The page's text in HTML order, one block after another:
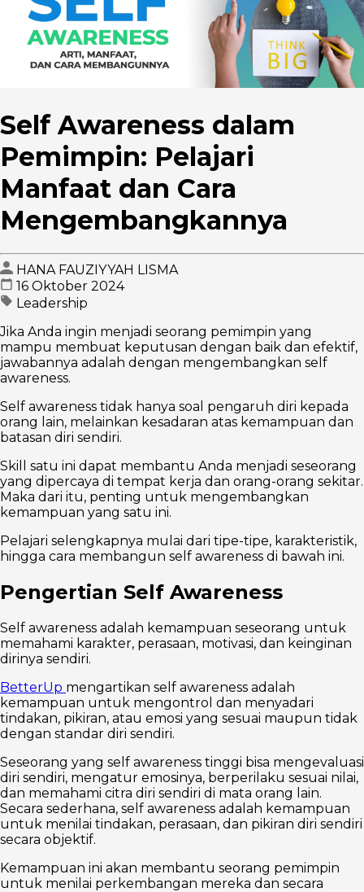
Self Awareness dalam
Pemimpin: Pelajari
Manfaat dan Cara
Mengembangkannya
HANA FAUZIYYAH LISMA
16 Oktober 2024
Leadership
Jika Anda ingin menjadi seorang pemimpin yang
mampu membuat keputusan dengan baik dan efektif,
jawabannya adalah dengan mengembangkan self
awareness.
Self awareness tidak hanya soal pengaruh diri kepada
orang lain, melainkan kesadaran atas kemampuan dan
batasan diri sendiri.
Skill satu ini dapat membantu Anda menjadi seseorang
yang dipercaya di tempat kerja dan orang-orang sekitar.
Maka dari itu, penting untuk mengembangkan
kemampuan yang satu ini.
Pelajari selengkapnya mulai dari tipe-tipe, karakteristik,
hingga cara membangun self awareness di bawah ini.
Pengertian Self Awareness
Self awareness adalah kemampuan seseorang untuk
memahami karakter, perasaan, motivasi, dan keinginan
dirinya sendiri.
BetterUp mengartikan self awareness adalah
kemampuan untuk mengontrol dan menyadari
tindakan, pikiran, atau emosi yang sesuai maupun tidak
dengan standar diri sendiri.
Seseorang yang self awareness tinggi bisa mengevaluasi
diri sendiri, mengatur emosinya, berperilaku sesuai nilai,
dan memahami citra diri sendiri di mata orang lain.
Secara sederhana, self awareness adalah kemampuan
untuk menilai tindakan, perasaan, dan pikiran diri sendiri
secara objektif.
Kemampuan ini akan membantu seorang pemimpin
untuk menilai perkembangan mereka dan secara